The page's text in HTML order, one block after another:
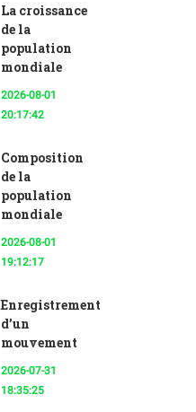
La croissance
de la
population
mondiale
2026-08-01
20:17:42
Composition
de la
population
mondiale
2026-08-01
19:12:17
Enregistrement
d’un
mouvement
2026-07-31
18:35:25